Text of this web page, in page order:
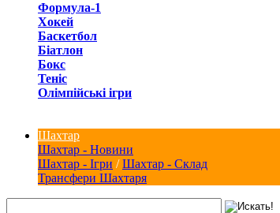
Формула-1
Хокей
Баскетбол
Біатлон
Бокс
Теніс
Олімпійські ігри
Шахтар
Шахтар - Новини
Шахтар - Ігри /Шахтар - Склад
Трансфери Шахтаря